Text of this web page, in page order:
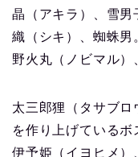
晶（アキラ）、雪男
織（シキ）、蜘蛛男
野火丸（ノビマル）
太三郎狸（タサブ
を作り上げているボ
伊予姫（イヨヒメ）